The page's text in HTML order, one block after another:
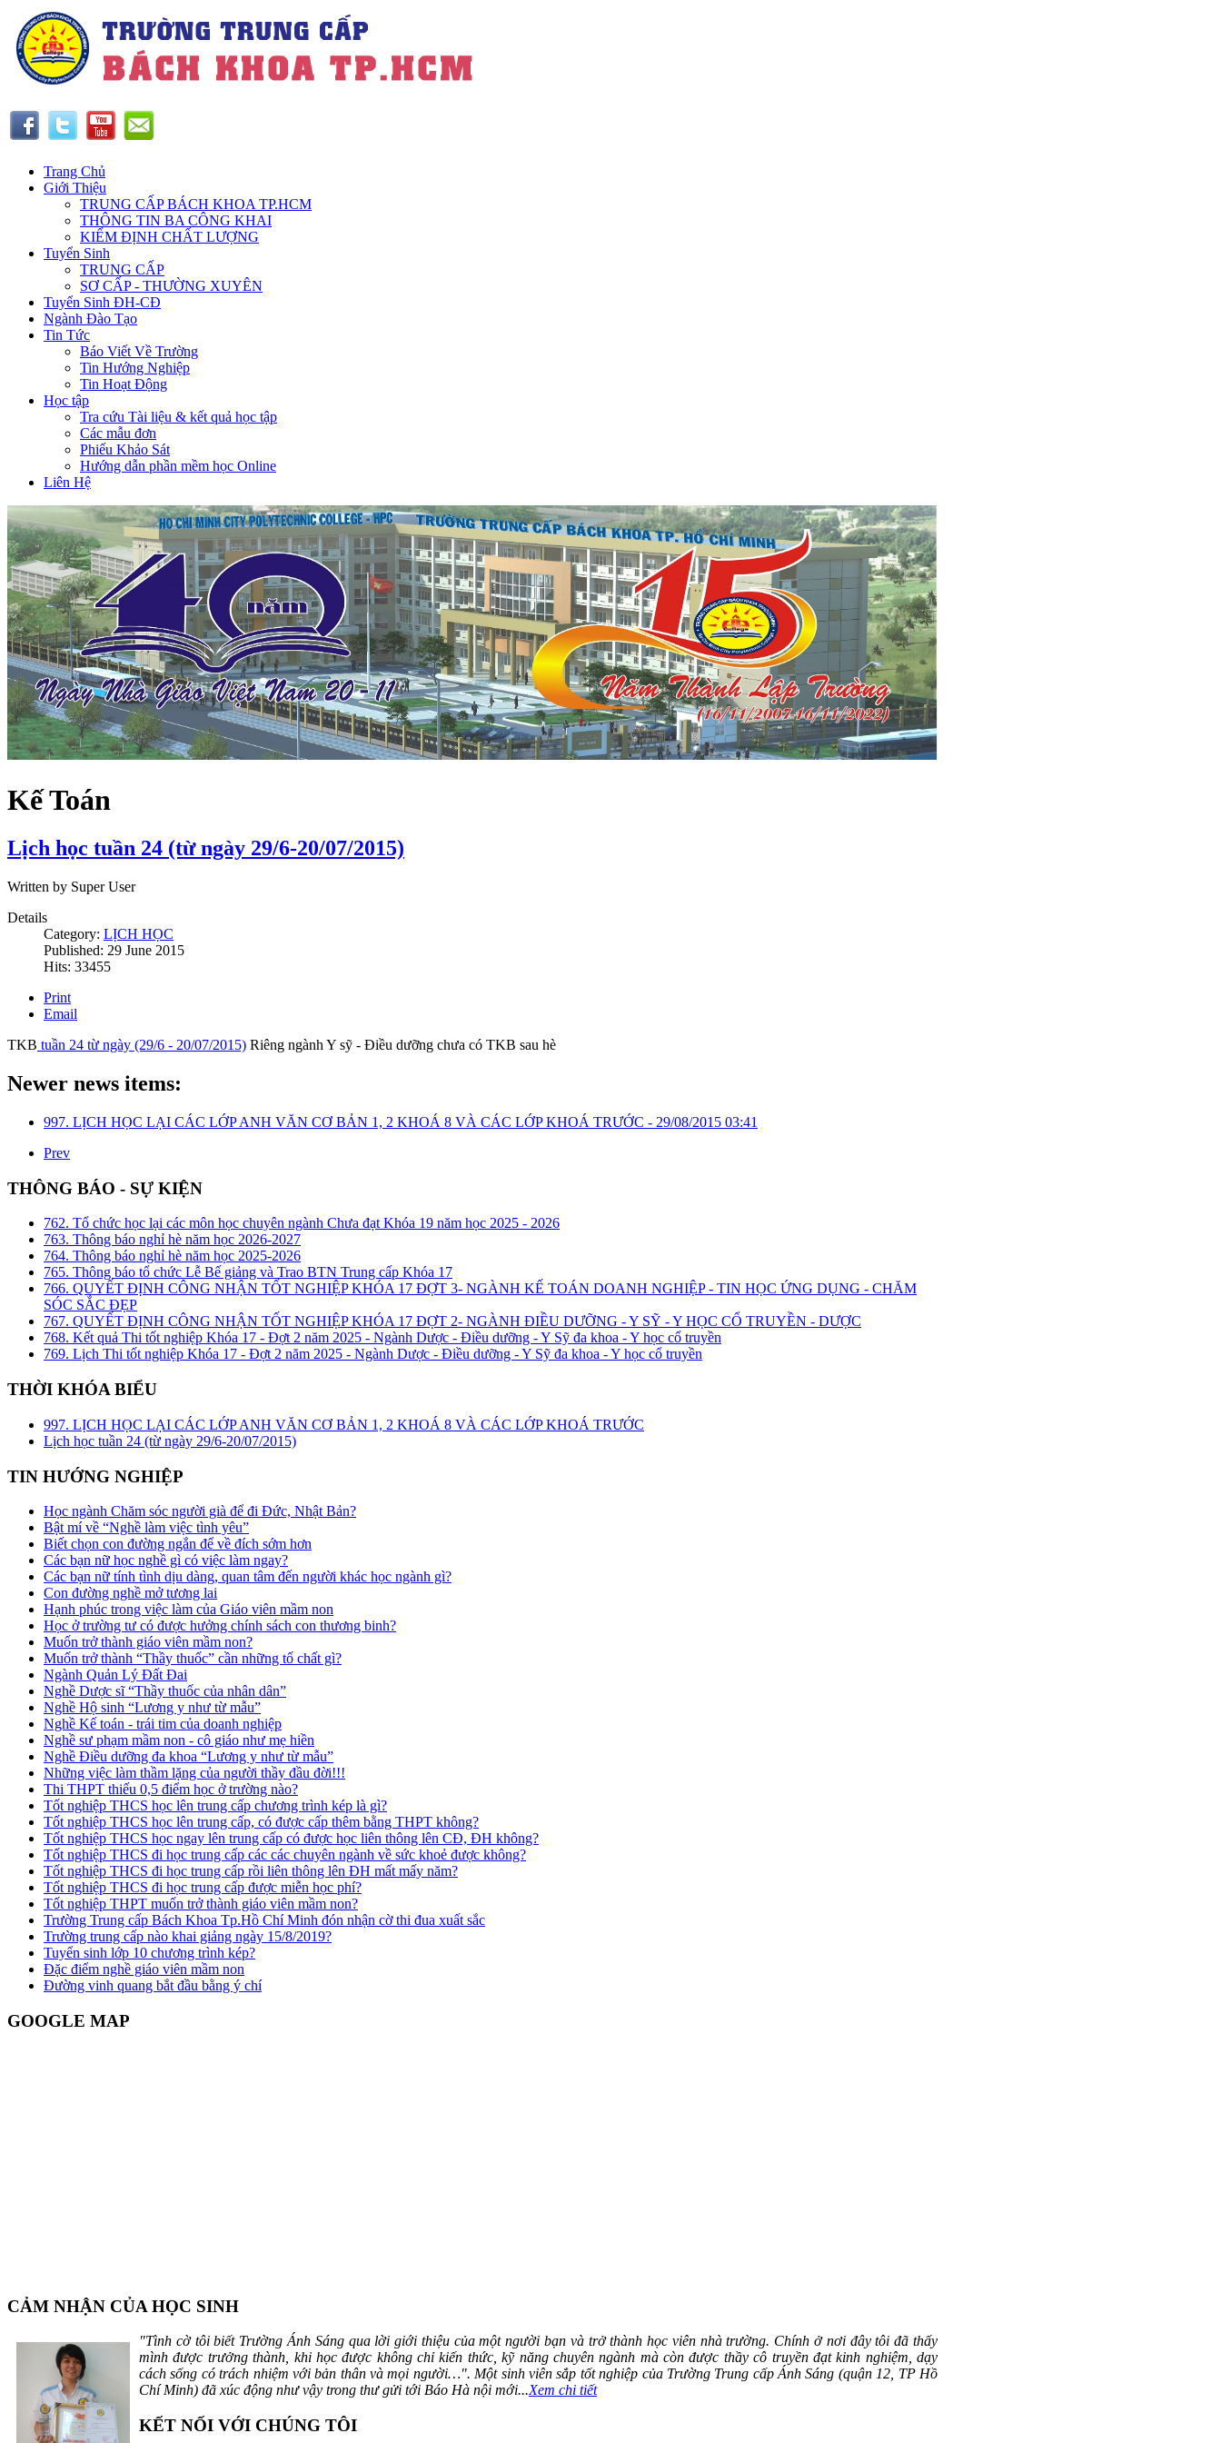
Trang Chủ
Giới Thiệu
TRUNG CẤP BÁCH KHOA TP.HCM
THÔNG TIN BA CÔNG KHAI
KIỂM ĐỊNH CHẤT LƯỢNG
Tuyển Sinh
TRUNG CẤP
SƠ CẤP - THƯỜNG XUYÊN
Tuyển Sinh ĐH-CĐ
Ngành Đào Tạo
Tin Tức
Báo Viết Về Trường
Tin Hướng Nghiệp
Tin Hoạt Động
Học tập
Tra cứu Tài liệu & kết quả học tập
Các mẫu đơn
Phiếu Khảo Sát
Hướng dẫn phần mềm học Online
Liên Hệ
Kế Toán
Lịch học tuần 24 (từ ngày 29/6-20/07/2015)
Written by Super User
Details
Category: LỊCH HỌC
Published: 29 June 2015
Hits: 33455
Print
Email
TKB tuần 24 từ ngày (29/6 - 20/07/2015) Riêng ngành Y sỹ - Điều dưỡng chưa có TKB sau hè
Newer news items:
997. LỊCH HỌC LẠI CÁC LỚP ANH VĂN CƠ BẢN 1, 2 KHOÁ 8 VÀ CÁC LỚP KHOÁ TRƯỚC - 29/08/2015 03:41
Prev
THÔNG BÁO - SỰ KIỆN
762. Tổ chức học lại các môn học chuyên ngành Chưa đạt Khóa 19 năm học 2025 - 2026
763. Thông báo nghỉ hè năm học 2026-2027
764. Thông báo nghỉ hè năm học 2025-2026
765. Thông báo tổ chức Lễ Bế giảng và Trao BTN Trung cấp Khóa 17
766. QUYẾT ĐỊNH CÔNG NHẬN TỐT NGHIỆP KHÓA 17 ĐỢT 3- NGÀNH KẾ TOÁN DOANH NGHIỆP - TIN HỌC ỨNG DỤNG - CHĂM
SÓC SẮC ĐẸP
767. QUYẾT ĐỊNH CÔNG NHẬN TỐT NGHIỆP KHÓA 17 ĐỢT 2- NGÀNH ĐIỀU DƯỠNG - Y SỸ - Y HỌC CỔ TRUYỀN - DƯỢC
768. Kết quả Thi tốt nghiệp Khóa 17 - Đợt 2 năm 2025 - Ngành Dược - Điều dưỡng - Y Sỹ đa khoa - Y học cổ truyền
769. Lịch Thi tốt nghiệp Khóa 17 - Đợt 2 năm 2025 - Ngành Dược - Điều dưỡng - Y Sỹ đa khoa - Y học cổ truyền
THỜI KHÓA BIỂU
997. LỊCH HỌC LẠI CÁC LỚP ANH VĂN CƠ BẢN 1, 2 KHOÁ 8 VÀ CÁC LỚP KHOÁ TRƯỚC
Lịch học tuần 24 (từ ngày 29/6-20/07/2015)
TIN HƯỚNG NGHIỆP
Học ngành Chăm sóc người già để đi Đức, Nhật Bản?
Bật mí về “Nghề làm việc tình yêu”
Biết chọn con đường ngắn để về đích sớm hơn
Các bạn nữ học nghề gì có việc làm ngay?
Các bạn nữ tính tình dịu dàng, quan tâm đến người khác học ngành gì?
Con đường nghề mở tương lai
Hạnh phúc trong việc làm của Giáo viên mầm non
Học ở trường tư có được hưởng chính sách con thương binh?
Muốn trở thành giáo viên mầm non?
Muốn trở thành “Thầy thuốc” cần những tố chất gì?
Ngành Quản Lý Đất Đai
Nghề Dược sĩ “Thầy thuốc của nhân dân”
Nghề Hộ sinh “Lương y như từ mẫu”
Nghề Kế toán - trái tim của doanh nghiệp
Nghề sư phạm mầm non - cô giáo như mẹ hiền
Nghề Điều dưỡng đa khoa “Lương y như từ mẫu”
Những việc làm thầm lặng của người thầy đầu đời!!!
Thi THPT thiếu 0,5 điểm học ở trường nào?
Tốt nghiệp THCS học lên trung cấp chương trình kép là gì?
Tốt nghiệp THCS học lên trung cấp, có được cấp thêm bằng THPT không?
Tốt nghiệp THCS học ngay lên trung cấp có được học liên thông lên CĐ, ĐH không?
Tốt nghiệp THCS đi học trung cấp các các chuyên ngành về sức khoẻ được không?
Tốt nghiệp THCS đi học trung cấp rồi liên thông lên ĐH mất mấy năm?
Tốt nghiệp THCS đi học trung cấp được miễn học phí?
Tốt nghiệp THPT muốn trở thành giáo viên mầm non?
Trường Trung cấp Bách Khoa Tp.Hồ Chí Minh đón nhận cờ thi đua xuất sắc
Trường trung cấp nào khai giảng ngày 15/8/2019?
Tuyển sinh lớp 10 chương trình kép?
Đặc điểm nghề giáo viên mầm non
Đường vinh quang bắt đầu bằng ý chí
GOOGLE MAP
CẢM NHẬN CỦA HỌC SINH
"Tình cờ tôi biết Trường Ánh Sáng qua lời giới thiệu của một người bạn và trở thành học viên nhà trường. Chính ở nơi đây tôi đã thấy
mình được trưởng thành, khi học được không chỉ kiến thức, kỹ năng chuyên ngành mà còn được thầy cô truyền đạt kinh nghiệm, dạy
cách sống có trách nhiệm với bản thân và mọi người…". Một sinh viên sắp tốt nghiệp của Trường Trung cấp Ánh Sáng (quận 12, TP Hồ
Chí Minh) đã xúc động như vậy trong thư gửi tới Báo Hà nội mới...Xem chi tiết
KẾT NỐI VỚI CHÚNG TÔI